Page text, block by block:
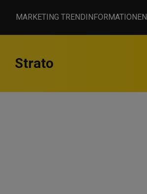
MARKETING TRENDINFORMATIONEN
Strato